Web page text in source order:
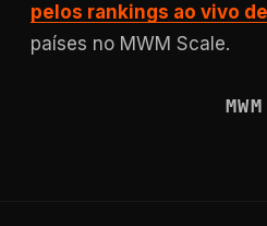
pelos rankings ao vivo
países no MWM Scale.
MWM